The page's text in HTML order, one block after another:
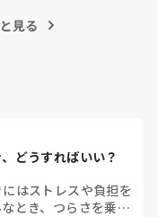
見る
どうすればいい？
はストレスや負担を
とき、つらさを乗り